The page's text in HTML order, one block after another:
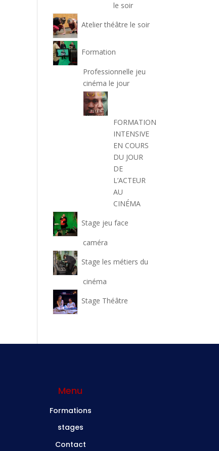
le soir
Atelier théâtre le soir
Formation
Professionnelle jeu
cinéma le jour
FORMATION
INTENSIVE
EN COURS
DU JOUR
DE
L’ACTEUR
AU
CINÉMA
Stage jeu face
caméra
Stage les métiers du
cinéma
Stage Théâtre
Menu
Formations
stages
Contact